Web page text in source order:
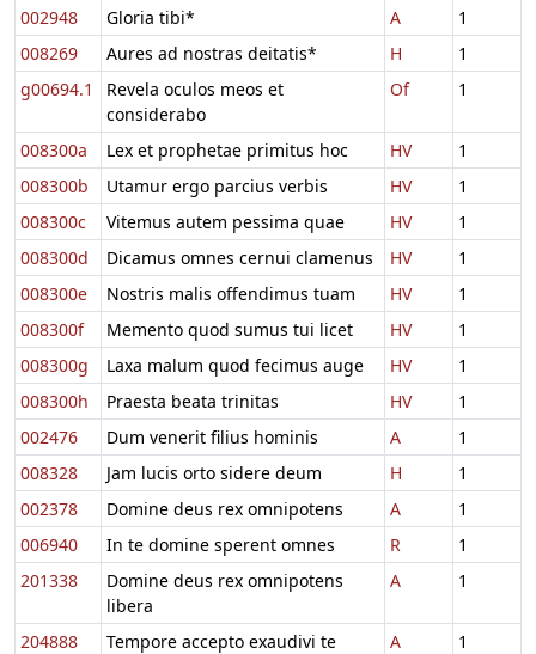
002948
Gloria tibi* A
1
008269
Aures ad nostras deitatis* H
1
g00694.1
Revela oculos meos et
considerabo
Of 1
008300a Lex et prophetae primitus hoc HV
1
008300b
Utamur ergo parcius verbis HV
1
008300c
Vitemus autem pessima quae HV
1
008300d
Dicamus omnes cernui clamenus HV
1
008300e
Nostris malis offendimus tuam HV
1
008300f
Memento quod sumus tui licet HV
1
008300g
Laxa malum quod fecimus auge HV
1
008300h
Praesta beata trinitas HV
1
002476
Dum venerit filius hominis A
1
008328
Jam lucis orto sidere deum H
1
002378
Domine deus rex omnipotens A
1
006940
In te domine sperent omnes R
1
201338
Domine deus rex omnipotens
libera
A 1
204888 Tempore accepto exaudivi te A
1